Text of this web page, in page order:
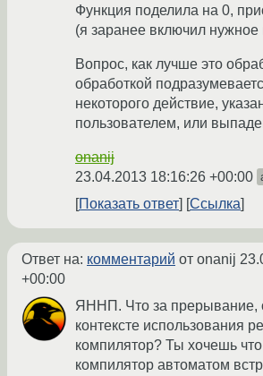
Функция поделила на 0,
(я заранее включил
Вопрос, как лучше это
обработкой
некоторого действие,
пользователем, или
onanij
23.04.2013 18:16:26 +00:00
Показать ответ Ссылка
Ответ на: комментарий от onanij
+00:00
ЯННП. Что за прерывание,
контексте использования
компилятор? Ты хочешь
компилятор автоматом